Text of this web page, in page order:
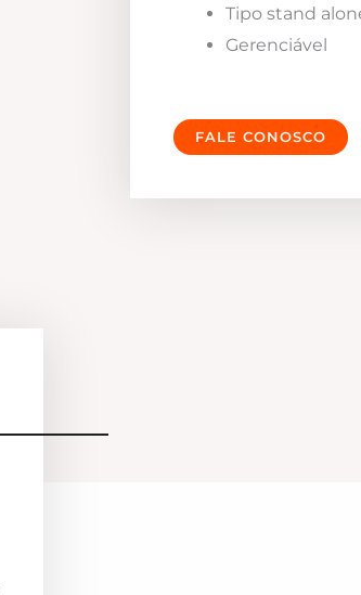
Tipo stand
Gerenciável
FALE CONOSCO